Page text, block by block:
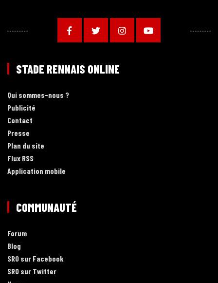
STADE RENNAIS ONLINE
Qui sommes-nous ?
Publicité
Contact
Presse
Plan du site
Flux RSS
Application mobile
COMMUNAUTÉ
Forum
Blog
SRO sur Facebook
SRO sur Twitter